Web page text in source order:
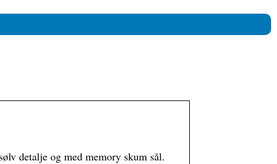
detalje og med memory skum sål.